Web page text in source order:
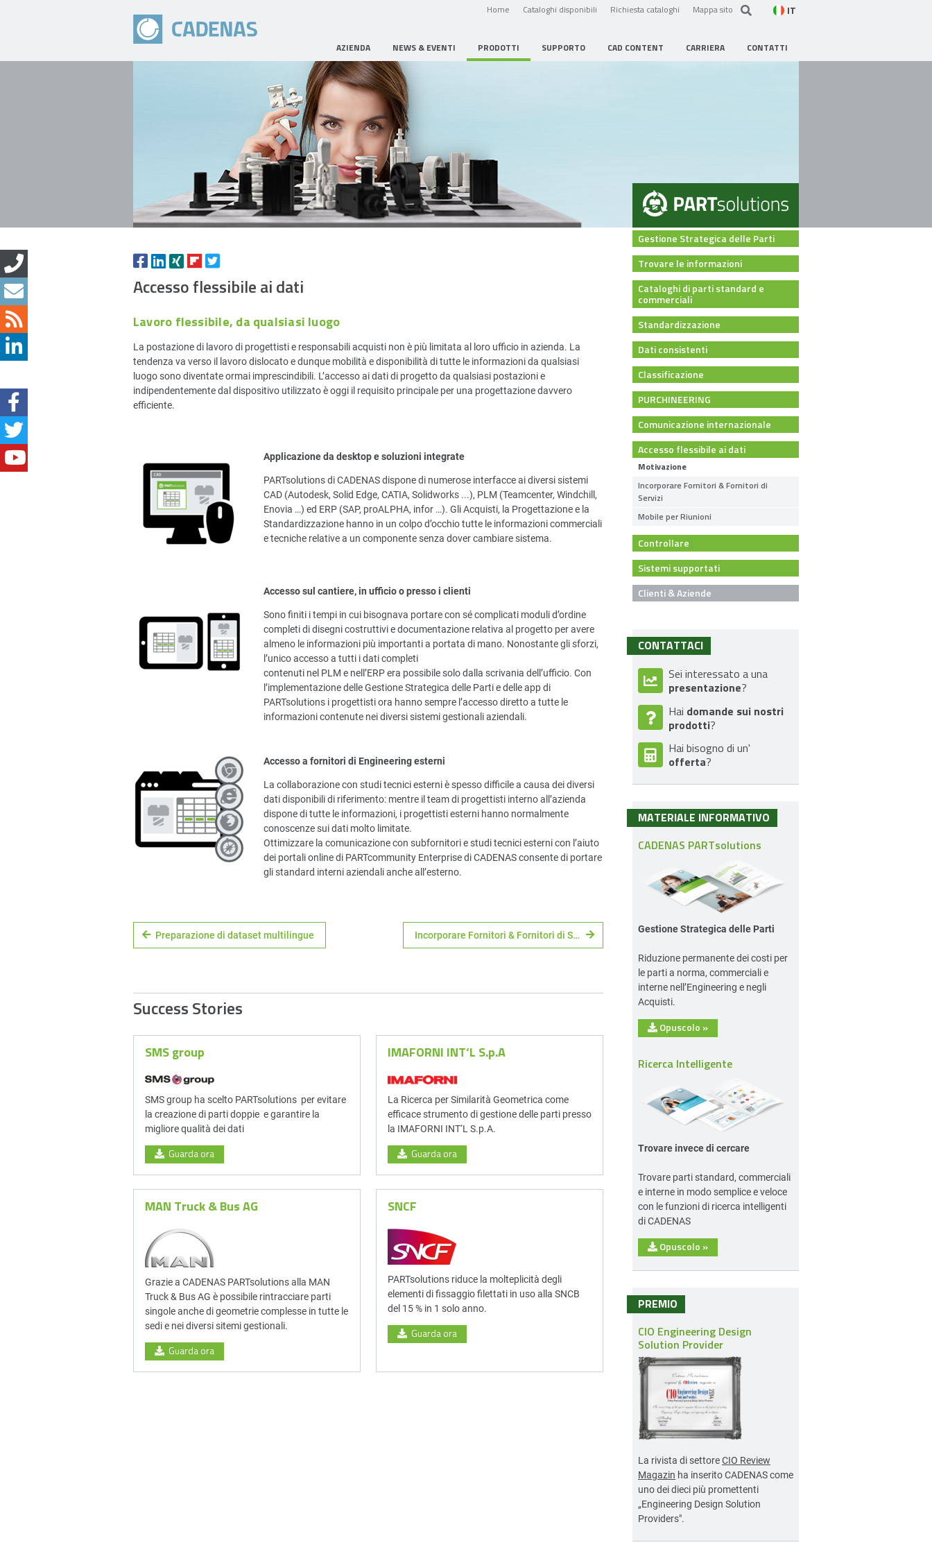
Home Cataloghi disponibili Richiesta cataloghi Mappa sito IT
AZIENDA NEWS & EVENTI PRODOTTI SUPPORTO CAD CONTENT CARRIERA CONTATTI
Accesso flessibile ai dati
Lavoro flessibile, da qualsiasi luogo
La postazione di lavoro di progettisti e responsabili acquisti non è più limitata al loro ufficio in azienda. La
tendenza va verso il lavoro dislocato e dunque mobilità e disponibilità di tutte le informazioni da qualsiasi
luogo sono diventate ormai imprescindibili. L’accesso ai dati di progetto da qualsiasi postazioni e
indipendentemente dal dispositivo utilizzato è oggi il requisito principale per una progettazione davvero
efficiente.
Applicazione da desktop e soluzioni integrate
PARTsolutions di CADENAS dispone di numerose interfacce ai diversi sistemi
CAD (Autodesk, Solid Edge, CATIA, Solidworks ...), PLM (Teamcenter, Windchill,
Enovia …) ed ERP (SAP, proALPHA, infor …). Gli Acquisti, la Progettazione e la
Standardizzazione hanno in un colpo d’occhio tutte le informazioni commerciali
e tecniche relative a un componente senza dover cambiare sistema.
Accesso sul cantiere, in ufficio o presso i clienti
Sono finiti i tempi in cui bisognava portare con sé complicati moduli d’ordine
completi di disegni costruttivi e documentazione relativa al progetto per avere
almeno le informazioni più importanti a portata di mano. Nonostante gli sforzi,
l’unico accesso a tutti i dati completi
contenuti nel PLM e nell’ERP era possibile solo dalla scrivania dell’ufficio. Con
l’implementazione delle Gestione Strategica delle Parti e delle app di
PARTsolutions i progettisti ora hanno sempre l’accesso diretto a tutte le
informazioni contenute nei diversi sistemi gestionali aziendali.
Accesso a fornitori di Engineering esterni
La collaborazione con studi tecnici esterni è spesso difficile a causa dei diversi
dati disponibili di riferimento: mentre il team di progettisti interno all’azienda
dispone di tutte le informazioni, i progettisti esterni hanno normalmente
conoscenze sui dati molto limitate.
Ottimizzare la comunicazione con subfornitori e studi tecnici esterni con l’aiuto
dei portali online di PARTcommunity Enterprise di CADENAS consente di portare
gli standard interni aziendali anche all’esterno.
Preparazione di dataset multilingue Incorporare Fornitori & Fornitori di Servizi
Success Stories
SMS group
SMS group ha scelto PARTsolutions per evitare
la creazione di parti doppie e garantire la
migliore qualità dei dati
Guarda ora
IMAFORNI INT‘L S.p.A
La Ricerca per Similarità Geometrica come
efficace strumento di gestione delle parti presso
la IMAFORNI INT‘L S.p.A.
Guarda ora
MAN Truck & Bus AG
Grazie a CADENAS PARTsolutions alla MAN
Truck & Bus AG è possibile rintracciare parti
singole anche di geometrie complesse in tutte le
sedi e nei diversi sitemi gestionali.
Guarda ora
SNCF
PARTsolutions riduce la molteplicità degli
elementi di fissaggio filettati in uso alla SNCB
del 15 % in 1 solo anno.
Guarda ora
Gestione Strategica delle Parti
Trovare le informazioni
Cataloghi di parti standard e
commerciali
Standardizzazione
Dati consistenti
Classificazione
PURCHINEERING
Comunicazione internazionale
Accesso flessibile ai dati
Motivazione
Incorporare Fornitori & Fornitori di
Servizi
Mobile per Riunioni
Controllare
Sistemi supportati
Clienti & Aziende
CONTATTACI
Sei interessato a una
presentazione?
Hai domande sui nostri
prodotti?
Hai bisogno di un'
offerta?
MATERIALE INFORMATIVO
CADENAS PARTsolutions
Gestione Strategica delle Parti
Riduzione permanente dei costi per
le parti a norma, commerciali e
interne nell’Engineering e negli
Acquisti.
Opuscolo »
Ricerca Intelligente
Trovare invece di cercare
Trovare parti standard, commerciali
e interne in modo semplice e veloce
con le funzioni di ricerca intelligenti
di CADENAS
Opuscolo »
PREMIO
CIO Engineering Design
Solution Provider
La rivista di settoreCIO Review
Magazin ha inserito CADENAS come
uno dei dieci più promettenti
„Engineering Design Solution
Providers".